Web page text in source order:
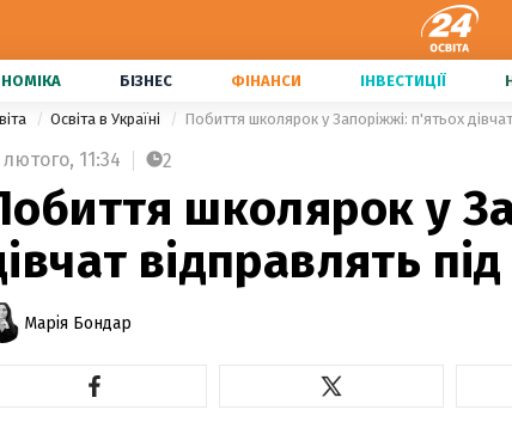
БІЗНЕС ФІНАНСИ ІНВЕСТИЦІЇ
Освіта в Україні Побиття школярок у Запоріжжі: п'ятьох
лютого, 11:34 2
школярок у
відправлять
Марія Бондар